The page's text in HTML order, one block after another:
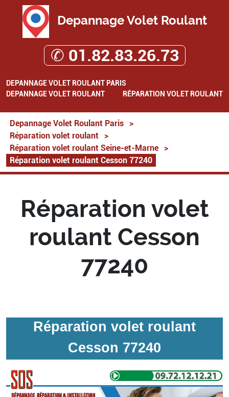
Depannage Volet Roulant
✆ 01.82.83.26.73
DEPANNAGE VOLET ROULANT PARIS
DEPANNAGE VOLET ROULANT
RÉPARATION VOLET ROULANT
Depannage Volet Roulant Paris
>
Réparation volet roulant
>
Réparation volet roulant Seine-et-Marne
>
Réparation volet roulant Cesson 77240
Réparation volet
roulant Cesson
77240
Réparation volet roulant
Cesson 77240